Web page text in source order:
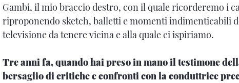
Gambi, il mio braccio destro, con il quale ricorderemo i
riproponendo sketch, balletti e momenti indimenticabili
televisione da tenere vicina e alla quale ci ispiriamo.
Tre anni fa, quando hai preso in mano il testimone
bersaglio di critiche e confronti con la conduttrice